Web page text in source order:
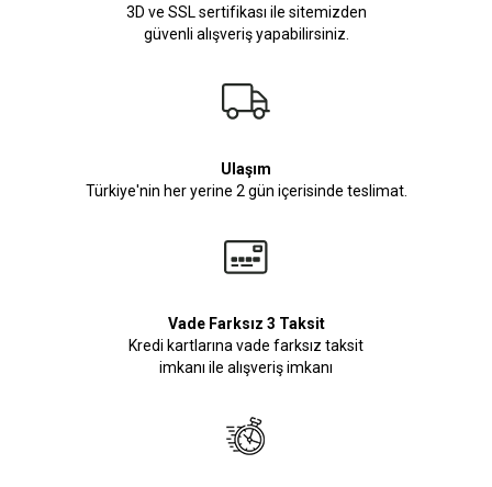
3D ve SSL sertifikası ile sitemizden
güvenli alışveriş yapabilirsiniz.
Ulaşım
Türkiye'nin her yerine 2 gün içerisinde teslimat.
Vade Farksız 3 Taksit
Kredi kartlarına vade farksız taksit
imkanı ile alışveriş imkanı